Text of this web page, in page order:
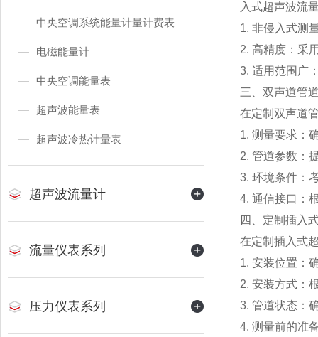
中央空调系统能量计量计费表
电磁能量计
中央空调能量表
超声波能量表
超声波冷热计量表
超声波流量计
流量仪表系列
压力仪表系列
入式超声波流
1. 非侵入式测
2. 高精度：采
3. 适用范围广
三、 双声道管
在定制双声道
1. 测量要求：
2. 管道参数：
3. 环境条件：
4. 通信接口：
四、定制插入
在定制插入式
1. 安装位置：
2. 安装方式：
3. 管道状态：
4. 测量前的准